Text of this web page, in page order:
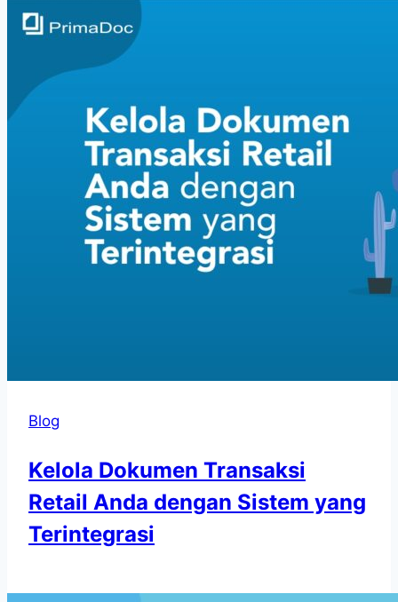
Blog
Kelola Dokumen Transaksi
Retail Anda dengan Sistem yang
Terintegrasi